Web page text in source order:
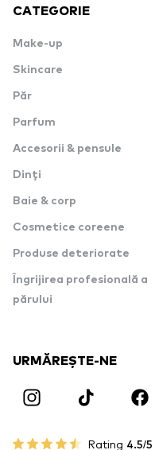
CATEGORIE
Make-up
Skincare
Păr
Parfum
Accesorii & pensule
Dinți
Baie & corp
Cosmetice coreene
Produse deteriorate
Îngrijirea profesională a
părului
URMĂREȘTE-NE
Rating 4.5/5